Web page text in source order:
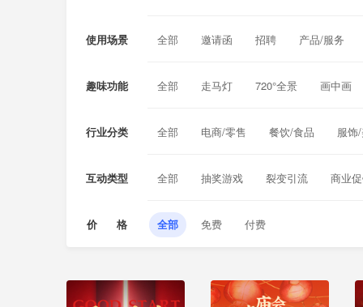
使用场景 全部 邀请函 招聘 产品/服务
趣味功能 全部 走马灯 720°全景 画中画
行业分类
全部 电商/零售 餐饮/食品 服饰
互动类型
全部 抽奖游戏 裂变引流 商业
价 格 全部 免费 付费